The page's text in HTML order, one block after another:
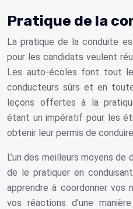
Pratique de la
La pratique de la conduite
pour les candidats veulent
Les auto-écoles font tout
conducteurs sûrs et en
leçons offertes à la
étant un impératif pour les
obtenir leur permis de conduire.
L’un des meilleurs moyens
de le pratiquer en
apprendre à coordonner vos
vos réactions d’une